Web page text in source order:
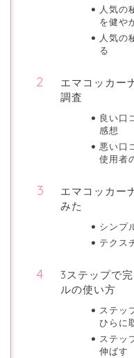
人気の
を健や
人気の
る
エマコッカー
調査
良い口
感想
悪い口
使用者
エマコッカー
みた
シンプ
テクス
3ステップで
ルの使い方
ステッ
ひらに
ステッ
伸ばす